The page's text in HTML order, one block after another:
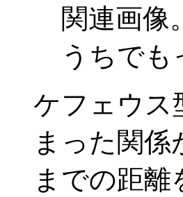
関連画像
うちでも
ケフェウス
まった関
までの距